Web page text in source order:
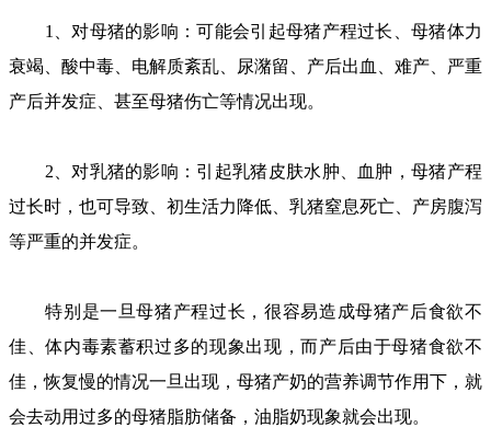
1、对母猪的影响：可能会引起母猪产程过长、母猪体力
衰竭、酸中毒、电解质紊乱、尿潴留、产后出血、难产、严重
产后并发症、甚至母猪伤亡等情况出现。
2、对乳猪的影响：引起乳猪皮肤水肿、血肿，母猪产程
过长时，也可导致、初生活力降低、乳猪窒息死亡、产房腹泻
等严重的并发症。
特别是一旦母猪产程过长，很容易造成母猪产后食欲不
佳、体内毒素蓄积过多的现象出现，而产后由于母猪食欲不
佳，恢复慢的情况一旦出现，母猪产奶的营养调节作用下，就
会去动用过多的母猪脂肪储备，油脂奶现象就会出现。